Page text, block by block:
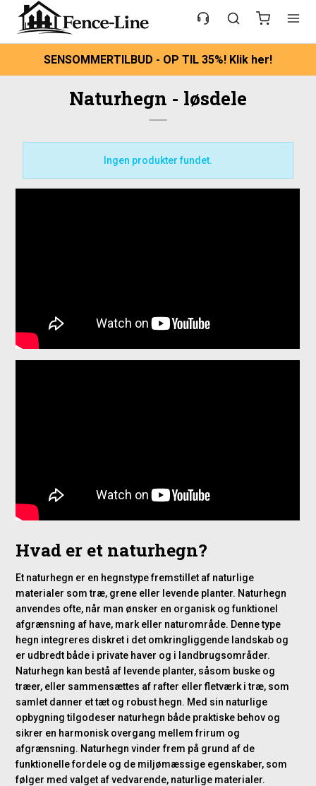
SENSOMMERTILBUD - OP TIL 35%! Klik her!
Naturhegn - løsdele
Ingen produkter fundet.
Hvad er et naturhegn?
Et naturhegn er en hegnstype fremstillet af naturlige
materialer som træ, grene eller levende planter. Naturhegn
anvendes ofte, når man ønsker en organisk og funktionel
afgrænsning af have, mark eller naturområde. Denne type
hegn integreres diskret i det omkringliggende landskab og
er udbredt både i private haver og i landbrugsområder.
Naturhegn kan bestå af levende planter, såsom buske og
træer, eller sammensættes af rafter eller fletværk i træ, som
samlet danner et tæt og robust hegn. Med sin naturlige
opbygning tilgodeser naturhegn både praktiske behov og
sikrer en harmonisk overgang mellem frirum og
afgrænsning. Naturhegn vinder frem på grund af de
funktionelle fordele og de miljømæssige egenskaber, som
følger med valget af vedvarende, naturlige materialer.